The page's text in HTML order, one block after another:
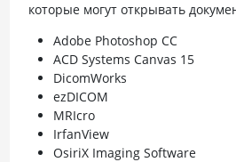
которые могут открывать
Adobe Photoshop CC
ACD Systems Canvas 15
DicomWorks
ezDICOM
MRIcro
IrfanView
OsiriX Imaging Software